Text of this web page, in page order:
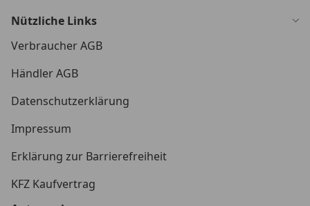
Nützliche Links
Verbraucher AGB
Händler AGB
Datenschutzerklärung
Impressum
Erklärung zur Barrierefreiheit
KFZ Kaufvertrag